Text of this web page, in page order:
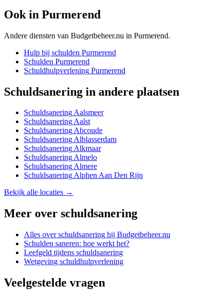
Ook in Purmerend
Andere diensten van Budgetbeheer.nu in Purmerend.
Hulp bij schulden Purmerend
Schulden Purmerend
Schuldhulpverlening Purmerend
Schuldsanering in andere plaatsen
SchuldsaneringAalsmeer
SchuldsaneringAalst
SchuldsaneringAbcoude
SchuldsaneringAlblasserdam
SchuldsaneringAlkmaar
SchuldsaneringAlmelo
SchuldsaneringAlmere
SchuldsaneringAlphen Aan Den Rijn
Bekijk alle locaties →
Meer over schuldsanering
Alles overschuldsanering bij Budgetbeheer.nu
Schulden saneren: hoe werkt het?
Leefgeld tijdens schuldsanering
Wetgeving schuldhulpverlening
Veelgestelde vragen